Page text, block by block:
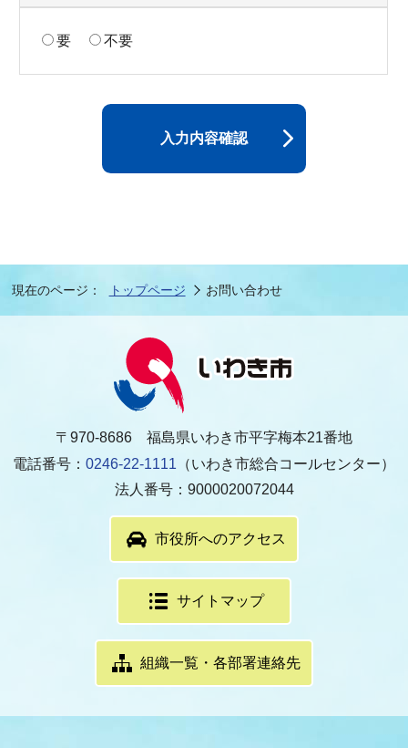
要 不要
入力内容確認
現在のページ： トップページ お問い合わせ
〒970-8686 福島県いわき市平字梅本21番地
電話番号： 0246-22-1111 （いわき市総合コールセンター）
法人番号：9000020072044
市役所へのアクセス
サイトマップ
組織一覧・各部署連絡先